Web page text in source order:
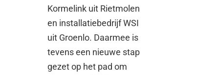
Kormelink uit Rietmolen
en installatiebedrijf WSI
uit Groenlo. Daarmee is
tevens een nieuwe stap
gezet op het pad om